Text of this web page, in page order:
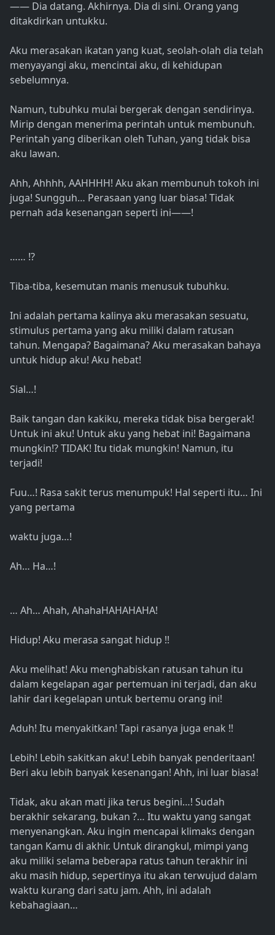
―― Dia datang. Akhirnya. Dia di sini. Orang yang
ditakdirkan untukku.
Aku merasakan ikatan yang kuat, seolah-olah dia telah
menyayangi aku, mencintai aku, di kehidupan
sebelumnya.
Namun, tubuhku mulai bergerak dengan sendirinya.
Mirip dengan menerima perintah untuk membunuh.
Perintah yang diberikan oleh Tuhan, yang tidak bisa
aku lawan.
Ahh, Ahhhh, AAHHHH! Aku akan membunuh tokoh ini
juga! Sungguh… Perasaan yang luar biasa! Tidak
pernah ada kesenangan seperti ini――!
…… !?
Tiba-tiba, kesemutan manis menusuk tubuhku.
Ini adalah pertama kalinya aku merasakan sesuatu,
stimulus pertama yang aku miliki dalam ratusan
tahun. Mengapa? Bagaimana? Aku merasakan bahaya
untuk hidup aku! Aku hebat!
Sial…!
Baik tangan dan kakiku, mereka tidak bisa bergerak!
Untuk ini aku! Untuk aku yang hebat ini! Bagaimana
mungkin!? TIDAK! Itu tidak mungkin! Namun, itu
terjadi!
Fuu…! Rasa sakit terus menumpuk! Hal seperti itu… Ini
yang pertama
waktu juga…!
Ah… Ha…!
… Ah… Ahah, AhahaHAHAHAHA!
Hidup! Aku merasa sangat hidup !!
Aku melihat! Aku menghabiskan ratusan tahun itu
dalam kegelapan agar pertemuan ini terjadi, dan aku
lahir dari kegelapan untuk bertemu orang ini!
Aduh! Itu menyakitkan! Tapi rasanya juga enak !!
Lebih! Lebih sakitkan aku! Lebih banyak penderitaan!
Beri aku lebih banyak kesenangan! Ahh, ini luar biasa!
Tidak, aku akan mati jika terus begini…! Sudah
berakhir sekarang, bukan ?… Itu waktu yang sangat
menyenangkan. Aku ingin mencapai klimaks dengan
tangan Kamu di akhir. Untuk dirangkul, mimpi yang
aku miliki selama beberapa ratus tahun terakhir ini
aku masih hidup, sepertinya itu akan terwujud dalam
waktu kurang dari satu jam. Ahh, ini adalah
kebahagiaan…